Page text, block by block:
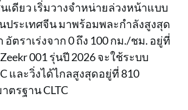
เดียว เริ่มวางจำหน่ายล่วงหน้าแบบ
ประเทศจีน มาพร้อมพละกำลังสูงสุด
อัตราเร่งจาก 0 ถึง 100 กม./ชม. อยู่ที่
001 รุ่นปี 2026 จะใช้ระบบ
และวิ่งได้ไกลสูงสุดอยู่ที่ 810
ตรฐาน CLTC